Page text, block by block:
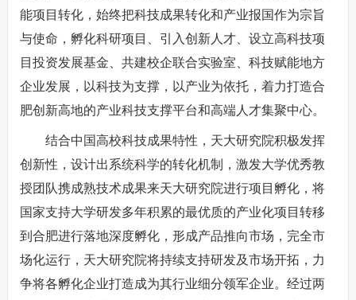
能项目转化，始终把科技成果转化和产业报国作为宗旨
与使命，孵化科研项目、引入创新人才、设立高科技项
目投资发展基金、共建校企联合实验室、科技赋能地方
企业发展，以科技为支撑，以产业为依托，着力打造合
肥创新高地的产业科技支撑平台和高端人才集聚中心。
结合中国高校科技成果特性，天大研究院积极发挥
创新性，设计出系统科学的转化机制，激发大学优秀教
授团队携成熟技术成果来天大研究院进行项目孵化，将
国家支持大学研发多年积累的最优质的产业化项目转移
到合肥进行落地深度孵化，形成产品推向市场，完全市
场化运行，天大研究院将持续支持研发及市场开拓，力
争将各孵化企业打造成为其行业细分领军企业。经过两